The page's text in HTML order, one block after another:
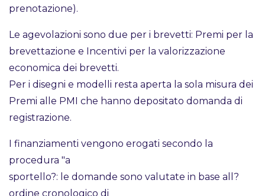
prenotazione).
Le agevolazioni sono due per i brevetti: Premi per la
brevettazione e Incentivi per la valorizzazione
economica dei brevetti.
Per i disegni e modelli resta aperta la sola misura dei
Premi alle PMI che hanno depositato domanda di
registrazione.
I finanziamenti vengono erogati secondo la
procedura "a
sportello?: le domande sono valutate in base all?
ordine cronologico di